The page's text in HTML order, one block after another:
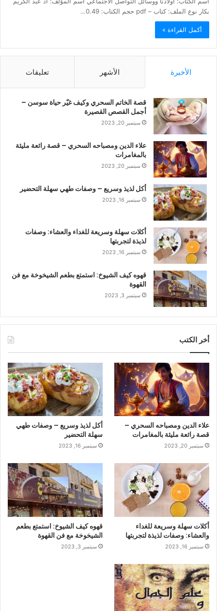
بكار نوع الملف: كتاب – pdf حجم الكتاب: 0.49…
أكمل القراءة »
الأخيرة الأشهر تعليقات
قصة الخاتم السحري وكيف غيّر حياة سوسن –
أجمل القصص القصيرة
سبتمبر 20, 2023
علاء الدين ومصباحه السحري – قصة رائعة مليئة
بالمغامرات
سبتمبر 20, 2023
أكل لذيذ وسريع – وصفات طهي سهلة التحضير
سبتمبر 16, 2023
أكلات سهلة وسريعة للغداء والعشاء: وصفات
لذيذة لتجربتها
سبتمبر 16, 2023
قهوه كيف الشيوخ: استمتع بطعم الشيخوخة مع فن
القهوة
سبتمبر 3, 2023
أخر الكتب
علاء الدين ومصباحه السحري –
قصة رائعة مليئة بالمغامرات
سبتمبر 20, 2023
أكل لذيذ وسريع – وصفات طهي
سهلة التحضير
سبتمبر 16, 2023
أكلات سهلة وسريعة للغداء
والعشاء: وصفات لذيذة لتجربتها
سبتمبر 16, 2023
قهوه كيف الشيوخ: استمتع بطعم
الشيخوخة مع فن القهوة
سبتمبر 3, 2023